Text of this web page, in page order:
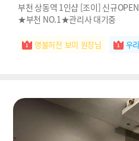
부천 상동역 1인샵 [조이] 신규
★부천 NO.1★관리사 대기중
명불허전 보미 원장님 우